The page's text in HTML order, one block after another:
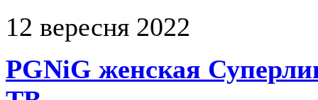
12 вересня 2022
PGNiG женская